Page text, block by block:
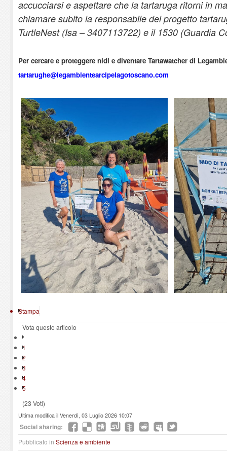
accucciarsi e aspettare che la tartaruga ritorni in
chiamare subito la responsabile del progetto
TurtleNest (Isa – 3407113722) e il 1530 (Guardia
Per cercare e proteggere nidi e diventare Tartawatcher di
tartarughe@legambientearcipelagotoscano.com
Stampa
Vota questo articolo
1
2
3
4
5
(23 Voti)
Ultima modifica il Venerdì, 03 Luglio 2026 10:07
Social sharing:
Pubblicato in Scienza e ambiente